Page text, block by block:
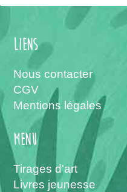
Liens
Nous contacter
CGV
Mentions légales
menu
Tirages d'art
Livres jeunesse